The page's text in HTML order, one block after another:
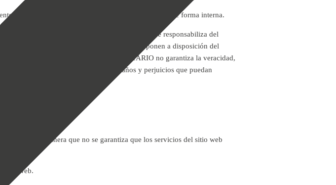
se hace responsable por los contenidos elaborados de forma interna.
su sitio web. EL PROPIETARIO no asegura ni se responsabiliza del
a través del sitio web del PROPIETARIO se ponen a disposición del
de cada uno de ellos. EL PROPIETARIO no garantiza la veracidad,
tipo de responsabilidad por los daños y perjuicios que puedan
de manera que no se garantiza que los servicios del sitio web
sitio web.